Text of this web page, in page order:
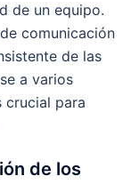
de un equipo.
comunicación
de las
a varios
crucial para
de los